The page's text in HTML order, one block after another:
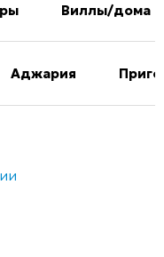
Виллы/дома
Аджария